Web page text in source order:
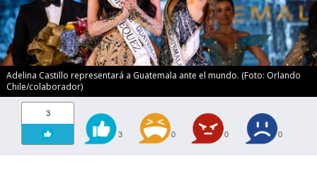
Adelina Castillo representará a Guatemala ante el mundo. (Foto: Orlando
Chile/colaborador)
3
3 0 0 0